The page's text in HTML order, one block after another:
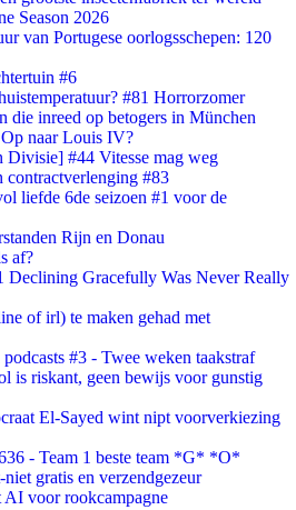
Season 2026
van Portugese oorlogsschepen: 120
#6
#81 Horrorzomer
die inreed op betogers in München
naar Louis IV?
Divisie] #44 Vitesse mag weg
contractverlenging #83
liefde 6de seizoen #1 voor de
Rijn en Donau
af?
Declining Gracefully Was Never Really
of irl) te maken gehad met
#3 - Twee weken taakstraf
is riskant, geen bewijs voor gunstig
El-Sayed wint nipt voorverkiezing
- Team 1 beste team *G* *O*
gratis en verzendgezeur
voor rookcampagne